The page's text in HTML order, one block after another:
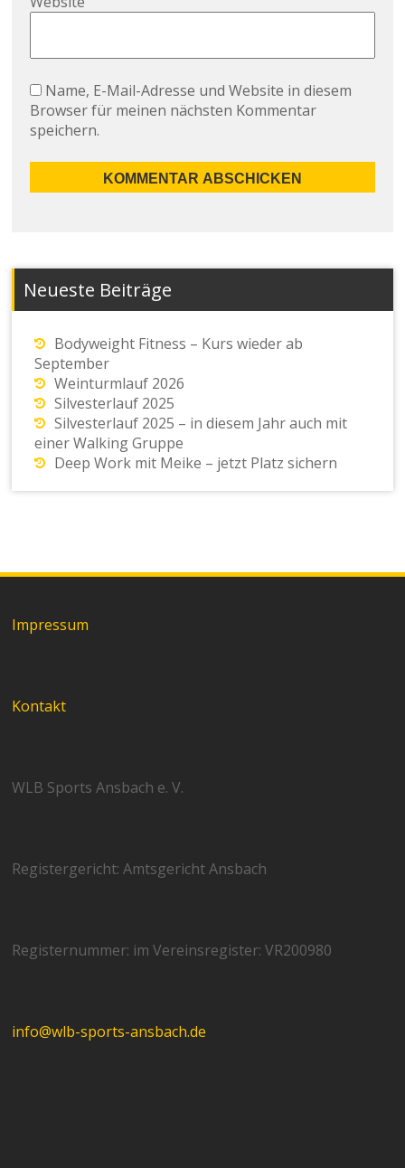
Name, E-Mail-Adresse und Website in diesem
Browser für meinen nächsten Kommentar
speichern.
Neueste Beiträge
Bodyweight Fitness – Kurs wieder ab
September
Weinturmlauf 2026
Silvesterlauf 2025
Silvesterlauf 2025 – in diesem Jahr auch mit
einer Walking Gruppe
Deep Work mit Meike – jetzt Platz sichern
Impressum
Kontakt
WLB Sports Ansbach e. V.
Registergericht: Amtsgericht Ansbach
Registernummer: im Vereinsregister: VR200980
info@wlb-sports-ansbach.de